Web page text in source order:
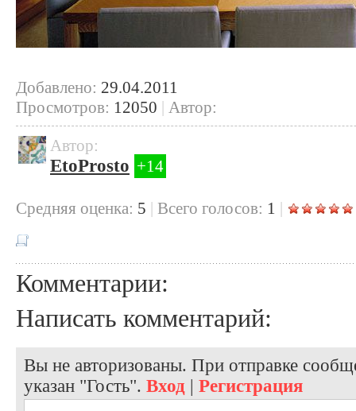
Добавлено: 29.04.2011
Просмотров: 12050 | Автор:
Автор:
EtoProsto +14
Cредняя оценка: 5 | Всего голосов: 1 |
Комментарии:
Написать комментарий:
Вы не авторизованы. При отправке
указан "Гость". Вход | Регистрация